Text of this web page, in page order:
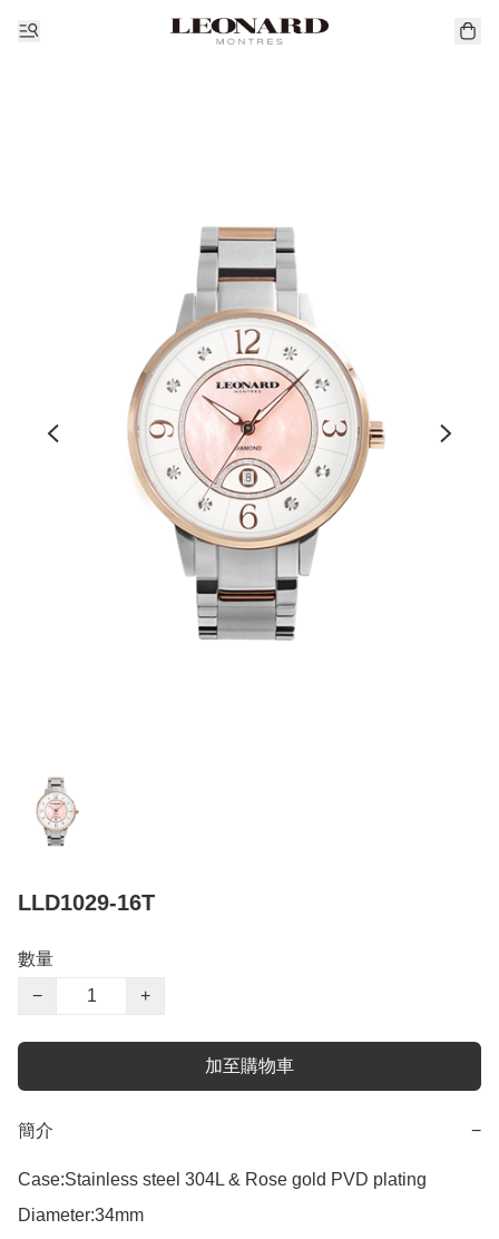
LLD1029-16T
數量
−
+
加至購物車
簡介 −
Case:Stainless steel 304L & Rose gold PVD plating
Diameter:34mm